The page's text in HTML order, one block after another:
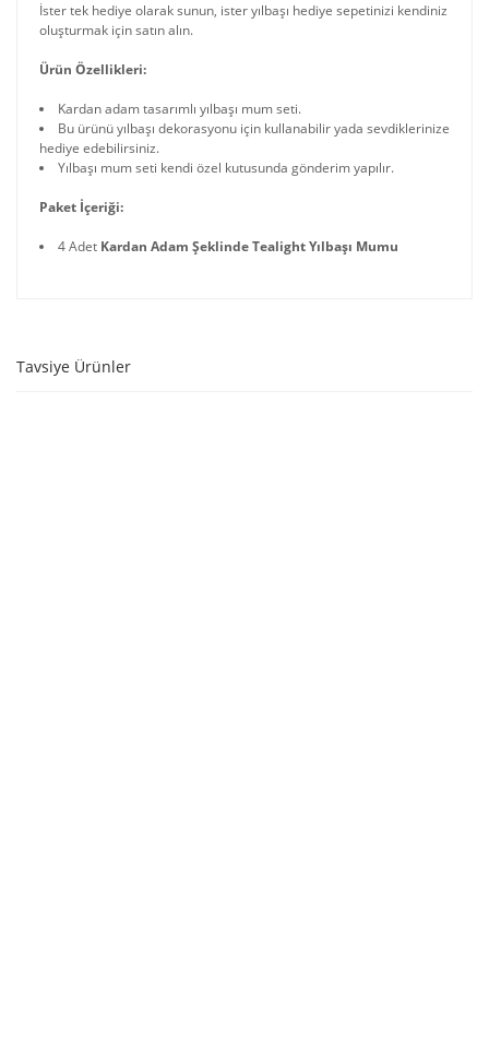
İster tek hediye olarak sunun, ister yılbaşı hediye sepetinizi kendiniz
oluşturmak için satın alın.
Ürün Özellikleri:
Kardan adam tasarımlı yılbaşı mum seti.
Bu ürünü yılbaşı dekorasyonu için kullanabilir yada sevdiklerinize
hediye edebilirsiniz.
Yılbaşı mum seti kendi özel kutusunda gönderim yapılır.
Paket İçeriği:
4 Adet Kardan Adam Şeklinde Tealight Yılbaşı Mumu
Tavsiye Ürünler